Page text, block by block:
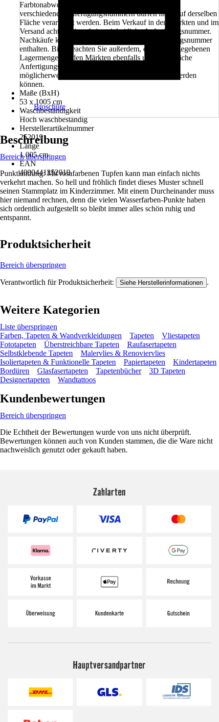
Farbtonabweichung. Tapetenbahnen aus Rollen mit
verschiedenen Anfertigungsnummern dürfen nicht auf derselben
Fläche verarbeitet werden. Beim Verkauf in den Märkten und im
Versand achten wir auf eine einheitliche Anfertigungsnummer.
Nachkäufe können eine unterschiedliche Anfertigungsnummer
enthalten. Bitte beachten Sie außerdem, dass die angegebenen
Lagermengen in den Märkten ebenfalls unterschiedliche
Anfertigungsnummern beinhalten können und somit
möglicherweise nicht in einem Projekt verarbeitet werden
können.
Maße (BxH)
53 x 1005 cm
Waschbeständigkeit
Hoch waschbeständig
Herstellerartikelnummer
252019
Länge
1.005 cm
EAN
4000441252019
Broschüre
Beschreibung
Bereich überspringen
Punktlandung: Mit rosafarbenen Tupfen kann man einfach nichts
verkehrt machen. So hell und fröhlich findet dieses Muster schnell
seinen Stammplatz im Kinderzimmer. Mit einem Durcheinander muss
hier niemand rechnen, denn die vielen Wasserfarben-Punkte haben
sich ordentlich aufgestellt so bleibt immer alles schön ruhig und
entspannt.
Produktsicherheit
Bereich überspringen
Verantwortlich für Produktsicherheit: Siehe Herstellerinformationen .
Weitere Kategorien
Liste überspringen
Farben, Tapeten & Wandverkleidungen
Tapeten
Vliestapeten
Fototapeten
Überstreichbare Tapeten
Raufasertapeten
Selbstklebende Tapeten
Malervlies & Renoviervlies
Isoliertapeten & Funktionelle Tapeten
Papiertapeten
Kindertapeten
Bordüren
Glasfasertapeten Tapetenbücher
3D Tapeten
Designertapeten
Wandtattoos
Kundenbewertungen
Bereich überspringen
Die Echtheit der Bewertungen wurde von uns nicht überprüft.
Bewertungen können auch von Kunden stammen, die die Ware nicht
nachweislich genutzt oder gekauft haben.
Zahlarten
Hauptversandpartner